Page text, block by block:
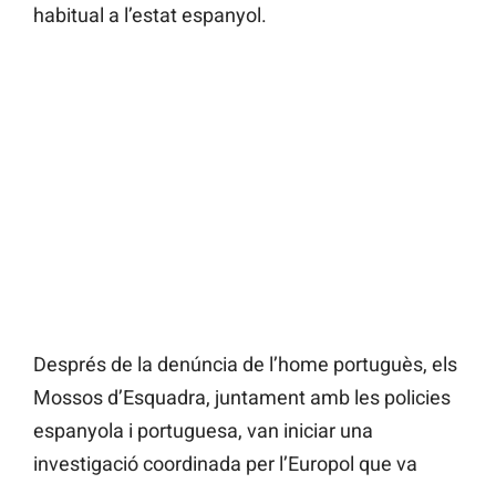
habitual a l’estat espanyol.
Després de la denúncia de l’home portuguès, els
Mossos d’Esquadra, juntament amb les policies
espanyola i portuguesa, van iniciar una
investigació coordinada per l’Europol que va